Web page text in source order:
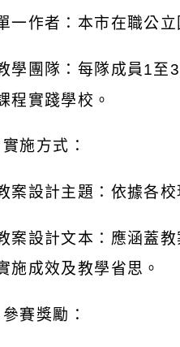
一作者：本市在職公
學團隊：每隊成員1至3
程實踐學校。
實施方式：
案設計主題：依據各
案設計文本：應涵蓋
施成效及教學省思。
參賽獎勵：